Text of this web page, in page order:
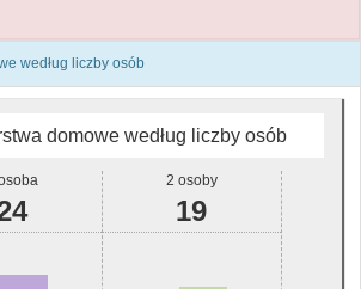
według liczby osób
domowe według liczby osób
2 osoby
19